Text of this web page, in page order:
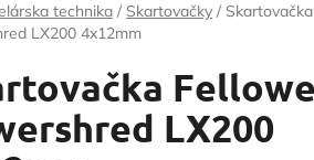
technika / Skartovačky /
LX200 4x12mm
LX200